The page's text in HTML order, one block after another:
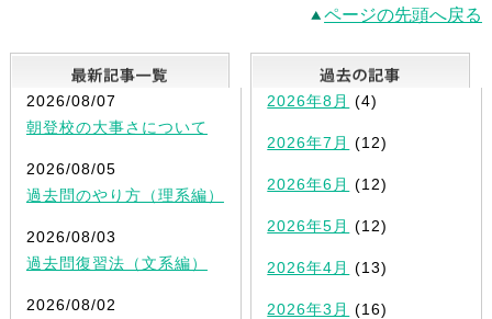
ページの先頭へ戻る
最新記事一覧
2026/08/07
朝登校の大事さについて
2026/08/05
過去問のやり方（理系編）
2026/08/03
過去問復習法（文系編）
2026/08/02
2026年8月 (4)
2026年7月 (12)
2026年6月 (12)
2026年5月 (12)
2026年4月 (13)
2026年3月 (16)